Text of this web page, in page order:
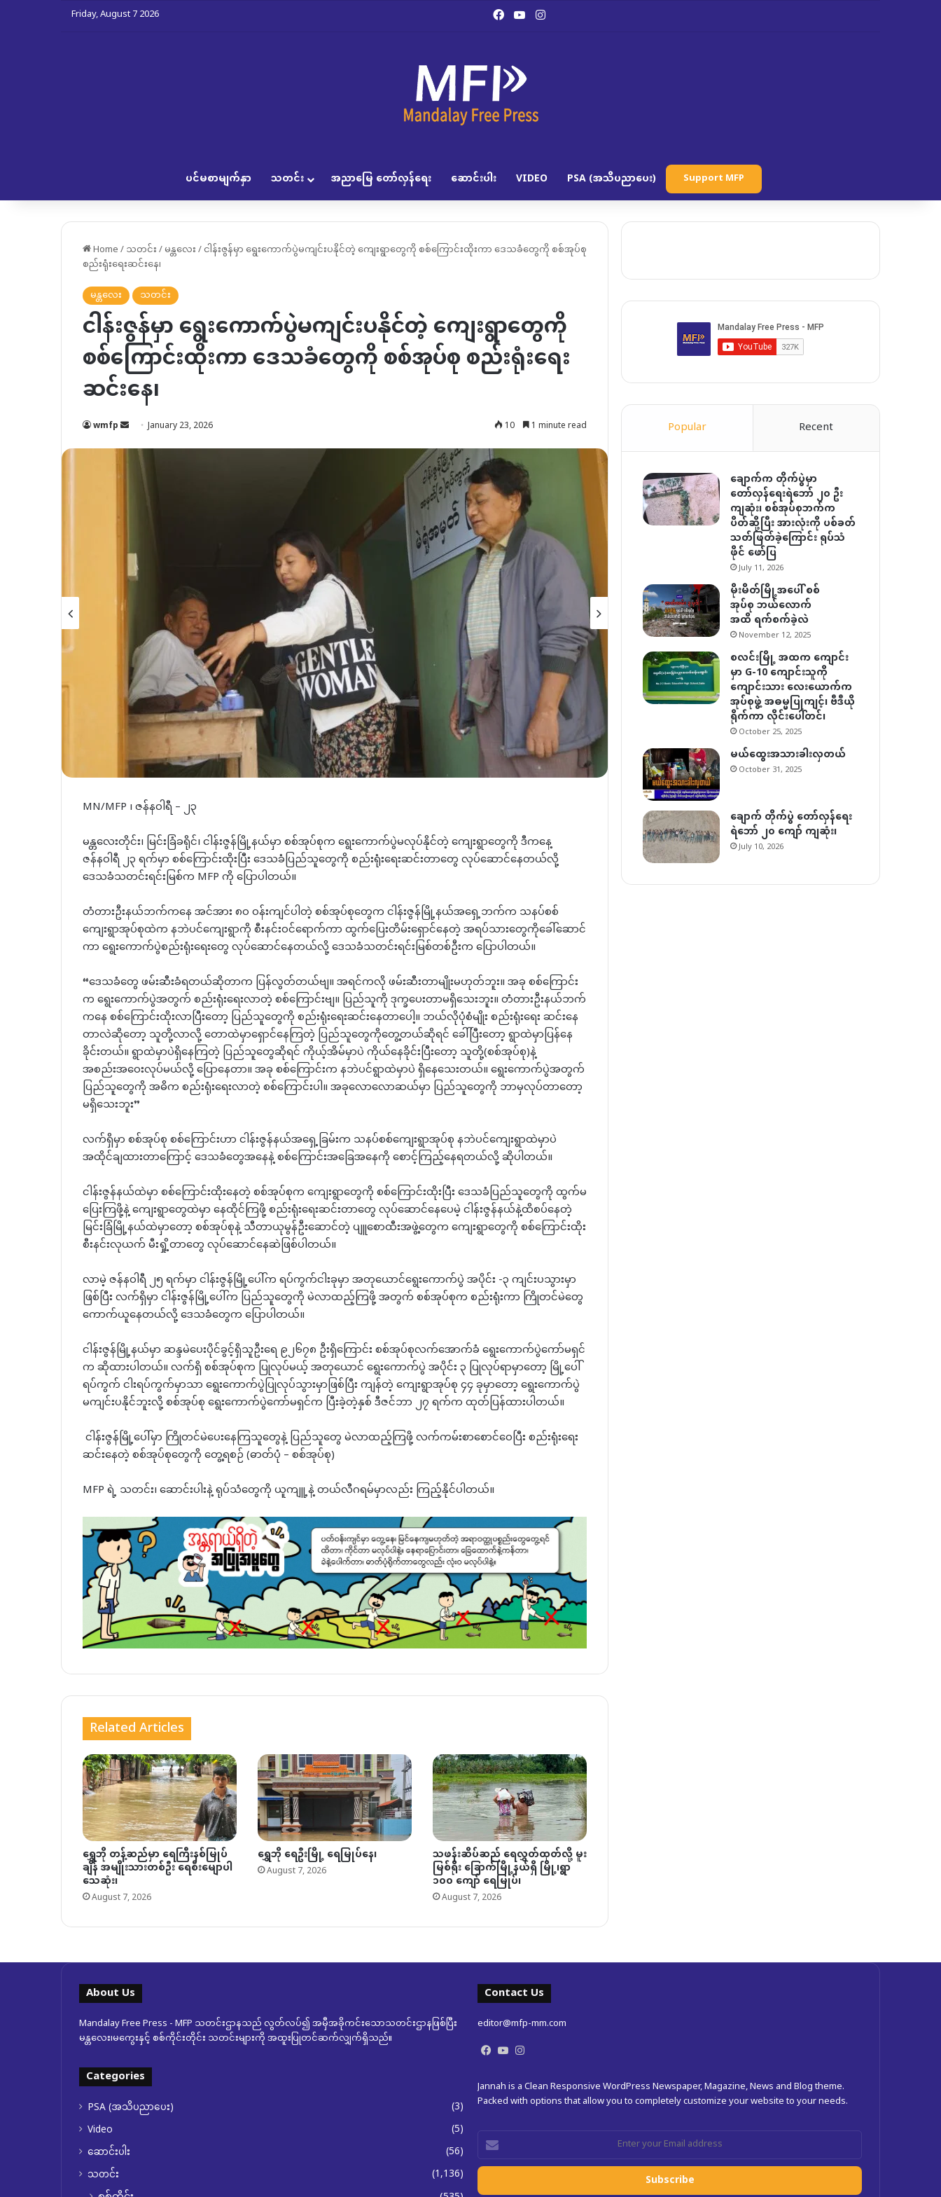
Friday, August 7 2026 Facebook
YouTubeInstagram
ပင်မစာမျက်နှာ သတင်း အညာမြေ တော်လှန်ရေး ဆောင်းပါး VIDEO PSA (အသိပညာပေး) Support MFP
Home/သတင်း/မန္တလေး/ငါန်းဇွန်မှာ ရွေးကောက်ပွဲမကျင်းပနိုင်တဲ့ ကျေးရွာတွေကို စစ်ကြောင်းထိုးကာ ဒေသခံတွေကို စစ်အုပ်စု
စည်းရုံးရေးဆင်းနေ၊
မန္တလေး
သတင်း
ငါန်းဇွန်မှာ ရွေးကောက်ပွဲမကျင်းပနိုင်တဲ့ ကျေးရွာတွေကို
စစ်ကြောင်းထိုးကာ ဒေသခံတွေကို စစ်အုပ်စု စည်းရုံးရေး
ဆင်းနေ၊
wmfp Send
email
January 23, 2026 10 1 minute read
MN/MFP ၊ ဇန်နဝါရီ – ၂၃
မန္တလေးတိုင်း၊ မြင်းခြံခရိုင်၊ ငါန်းဇွန်မြို့နယ်မှာ စစ်အုပ်စုက ရွေးကောက်ပွဲမလုပ်နိုင်တဲ့ ကျေးရွာတွေကို ဒီကနေ့
ဇန်နဝါရီ ၂၃ ရက်မှာ စစ်ကြောင်းထိုးပြီး ဒေသခံပြည်သူတွေကို စည်းရုံးရေးဆင်းတာတွေ လုပ်ဆောင်နေတယ်လို့
ဒေသခံသတင်းရင်းမြစ်က MFP ကို ပြောပါတယ်။
တံတားဦးနယ်ဘက်ကနေ အင်အား ၈၀ ဝန်းကျင်ပါတဲ့ စစ်အုပ်စုတွေက ငါန်းဇွန်မြို့နယ်အရှေ့ဘက်က သနပ်စစ်
ကျေးရွာအုပ်စုထဲက နဘဲပင်ကျေးရွာကို စီးနင်းဝင်ရောက်ကာ ထွက်ပြေးတိမ်းရှောင်နေတဲ့ အရပ်သားတွေကိုခေါ်ဆောင်
ကာ ရွေးကောက်ပွဲစည်းရုံးရေးတွေ လုပ်ဆောင်နေတယ်လို့ ဒေသခံသတင်းရင်းမြစ်တစ်ဦးက ပြောပါတယ်။
“ဒေသခံတွေ ဖမ်းဆီးခံရတယ်ဆိုတာက ပြန်လွတ်တယ်ဗျ။ အရင်ကလို ဖမ်းဆီးတာမျိုးမဟုတ်ဘူး။ အခု စစ်ကြောင်း
က ရွေးကောက်ပွဲအတွက် စည်းရုံးရေးလာတဲ့ စစ်ကြောင်းဗျ။ ပြည်သူကို ဒုက္ခပေးတာမရှိသေးဘူး။ တံတားဦးနယ်ဘက်
ကနေ စစ်ကြောင်းထိုးလာပြီးတော့ ပြည်သူတွေကို စည်းရုံးရေးဆင်းနေတာပေါ့။ ဘယ်လိုပုံစံမျိုး စည်းရုံးရေး ဆင်းနေ
တာလဲဆိုတော့ သူတို့လာလို့ တောထဲမှာရှောင်နေကြတဲ့ ပြည်သူတွေကိုတွေ့တယ်ဆိုရင် ခေါ်ပြီးတော့ ရွာထဲမှာပြန်နေ
ခိုင်းတယ်။ ရွာထဲမှာပဲရှိနေကြတဲ့ ပြည်သူတွေဆိုရင် ကိုယ့်အိမ်မှာပဲ ကိုယ်နေခိုင်းပြီးတော့ သူတို့(စစ်အုပ်စု)နဲ့
အစည်းအဝေးလုပ်မယ်လို့ ပြောနေတာ။ အခု စစ်ကြောင်းက နဘဲပင်ရွာထဲမှာပဲ ရှိနေသေးတယ်။ ရွေးကောက်ပွဲအတွက်
ပြည်သူတွေကို အဓိက စည်းရုံးရေးလာတဲ့ စစ်ကြောင်းပါ။ အခုလောလောဆယ်မှာ ပြည်သူတွေကို ဘာမှလုပ်တာတော့
မရှိသေးဘူး”
လက်ရှိမှာ စစ်အုပ်စု စစ်ကြောင်းဟာ ငါန်းဇွန်နယ်အရှေ့ခြမ်းက သနပ်စစ်ကျေးရွာအုပ်စု နဘဲပင်ကျေးရွာထဲမှာပဲ
အထိုင်ချထားတာကြောင့် ဒေသခံတွေအနေနဲ့ စစ်ကြောင်းအခြေအနေကို စောင့်ကြည့်နေရတယ်လို့ ဆိုပါတယ်။
ငါန်းဇွန်နယ်ထဲမှာ စစ်ကြောင်းထိုးနေတဲ့ စစ်အုပ်စုက ကျေးရွာတွေကို စစ်ကြောင်းထိုးပြီး ဒေသခံပြည်သူတွေကို ထွက်မ
ပြေးကြဖို့နဲ့ ကျေးရွာတွေထဲမှာ နေထိုင်ကြဖို့ စည်းရုံးရေးဆင်းတာတွေ လုပ်ဆောင်နေပေမဲ့ ငါန်းဇွန်နယ်နဲ့ထိစပ်နေတဲ့
မြင်းခြံမြို့နယ်ထဲမှာတော့ စစ်အုပ်စုနဲ့ သီတာယုမွန်ဦးဆောင်တဲ့ ပျူစောထီးအဖွဲ့တွေက ကျေးရွာတွေကို စစ်ကြောင်းထိုး
စီးနင်းလုယက် မီးရှို့တာတွေ လုပ်ဆောင်နေဆဲဖြစ်ပါတယ်။
လာမဲ့ ဇန်နဝါရီ ၂၅ ရက်မှာ ငါန်းဇွန်မြို့ပေါ်က ရပ်ကွက်ငါးခုမှာ အတုယောင်ရွေးကောက်ပွဲ အပိုင်း -၃ ကျင်းပသွားမှာ
ဖြစ်ပြီး လက်ရှိမှာ ငါန်းဇွန်မြို့ပေါ်က ပြည်သူတွေကို မဲလာထည့်ကြဖို့ အတွက် စစ်အုပ်စုက စည်းရုံးကာ ကြိုတင်မဲတွေ
ကောက်ယူနေတယ်လို့ ဒေသခံတွေက ပြောပါတယ်။
ငါန်းဇွန်မြို့နယ်မှာ ဆန္ဒမဲပေးပိုင်ခွင့်ရှိသူဦးရေ ၉၂၆၇၈ ဦးရှိကြောင်း စစ်အုပ်စုလက်အောက်ခံ ရွေးကောက်ပွဲကော်မရှင်
က ဆိုထားပါတယ်။ လက်ရှိ စစ်အုပ်စုက ပြုလုပ်မယ့် အတုယောင် ရွေးကောက်ပွဲ အပိုင်း ၃ ပြုလုပ်ရာမှာတော့ မြို့ပေါ်
ရပ်ကွက် ငါးရပ်ကွက်မှာသာ ရွေးကောက်ပွဲပြုလုပ်သွားမှာဖြစ်ပြီး ကျန်တဲ့ ကျေးရွာအုပ်စု ၄၄ ခုမှာတော့ ရွေးကောက်ပွဲ
မကျင်းပနိုင်ဘူးလို့ စစ်အုပ်စု ရွေးကောက်ပွဲကော်မရှင်က ပြီးခဲ့တဲ့နှစ် ဒီဇင်ဘာ ၂၇ ရက်က ထုတ်ပြန်ထားပါတယ်။
⁨ ⁨ငါန်းဇွန်မြို့ပေါ်မှာ ကြိုတင်မဲပေးနေကြသူတွေနဲ့ ပြည်သူတွေ မဲလာထည့်ကြဖို့ လက်ကမ်းစာစောင်ဝေပြီး စည်းရုံးရေး
ဆင်းနေတဲ့ စစ်အုပ်စုတွေကို တွေ့ရစဉ် (ဓာတ်ပုံ – စစ်အုပ်စု)⁩
MFP ရဲ့ သတင်း၊ ဆောင်းပါးနဲ့ ရုပ်သံတွေကို ယူကျူ့နဲ့ တယ်လီဂရမ်မှာလည်း ကြည့်နိုင်ပါတယ်။
Related Articles
ရွှေဘို တန့်ဆည်မှာ ရေကြီးနစ်မြုပ်
ချိန် အမျိုးသားတစ်ဦး ရေစီးမျောပါ
သေဆုံး၊
August 7, 2026
ရွှေဘို ရေဦးမြို့ ရေမြုပ်နေ၊
August 7, 2026
သဖန်းဆိပ်ဆည် ရေလွှတ်ထုတ်လို့ မူး
မြစ်ရိုး ခြောက်မြို့နယ်ရှိ မြို့၊ရွာ
၁၀၀ ကျော် ရေမြုပ်၊
August 7, 2026
Popular Recent
ချောက်က တိုက်ပွဲမှာ
တော်လှန်ရေးရဲဘော် ၂၀ ဦး
ကျဆုံး၊ စစ်အုပ်စုဘက်က
ပိတ်ဆို့ပြီး အားလုံးကို ပစ်ခတ်
သတ်ဖြတ်ခဲ့ကြောင်း ရုပ်သံ
ဖိုင် ဖော်ပြ
July 11, 2026
မိုးမိတ်မြို့အပေါ် စစ်
အုပ်စု ဘယ်လောက်
အထိ ရက်စက်ခဲ့လဲ
November 12, 2025
စလင်းမြို့ အထက ကျောင်း
မှာ G-10 ကျောင်းသူကို
ကျောင်းသား လေးယောက်က
အုပ်စုဖွဲ့ အဓမ္မပြုကျင့်၊ ဗီဒီယို
ရိုက်ကာ လိုင်းပေါ်တင်၊
October 25, 2025
မယ်ထွေးအသားခါးလှတယ်
October 31, 2025
ချောက် တိုက်ပွဲ တော်လှန်ရေး
ရဲဘော် ၂၀ ကျော် ကျဆုံး၊
July 10, 2026
About Us
Mandalay Free Press - MFP သတင်းဌာနသည် လွတ်လပ်၍ အမှီအခိုကင်းသောသတင်းဌာနဖြစ်ပြီး
မန္တလေး၊မကွေးနှင့် စစ်ကိုင်းတိုင်း သတင်းများကို အထူးပြုတင်ဆက်လျှက်ရှိသည်။
Categories
PSA (အသိပညာပေး)
(3)
Video
(5)
ဆောင်းပါး
(56)
သတင်း
(1,136)
Contact Us
editor@mfp-mm.com
Facebook
YouTube
Jannah is a Clean Responsive WordPress Newspaper, Magazine, News and Blog theme.
Packed with options that allow you to completely customize your website to your needs.
Enter
your
Email